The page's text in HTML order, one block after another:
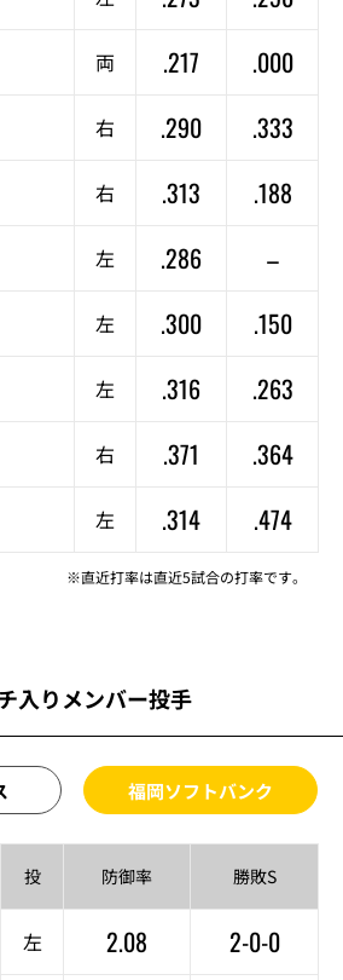
両 .217 .000
右 .290 .333
右 .313 .188
左 .286 –
左 .300 .150
左 .316 .263
右 .371 .364
左 .314 .474
※直近打率は直近5試合の打率です。
入りメンバー投手
福岡ソフトバンク
投 防御率 勝敗S
左 2.08 2-0-0